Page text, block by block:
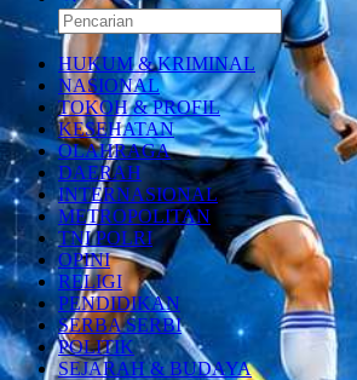
HUKUM & KRIMINAL
NASIONAL
TOKOH & PROFIL
KESEHATAN
OLAHRAGA
DAERAH
INTERNASIONAL
METROPOLITAN
TNI POLRI
OPINI
RELIGI
PENDIDIKAN
SERBA SERBI
POLITIK
SEJARAH & BUDAYA